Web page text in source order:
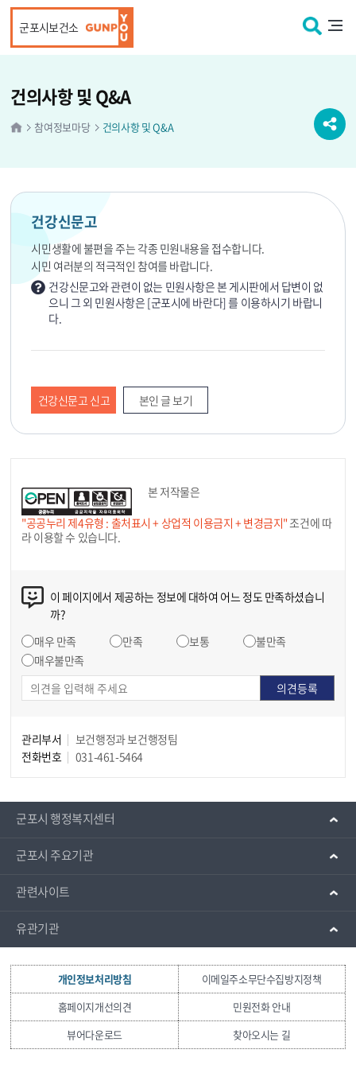
군포시보건소
참여정보마당 건의사항 및 Q&A
건의사항 및 Q&A
건강신문고
시민생활에 불편을 주는 각종 민원내용을 접수합니다.
시민 여러분의 적극적인 참여를 바랍니다.
건강신문고와 관련이 없는 민원사항은 본 게시판에서 답변이 없
으니 그 외 민원사항은 [군포시에 바란다] 를 이용하시기 바랍니
다.
건강신문고 신고 본인 글 보기
본 저작물은
"공공누리 제4유형 : 출처표시 + 상업적 이용금지 + 변경금지"조건에 따
라 이용할 수 있습니다.
이 페이지에서 제공하는 정보에 대하여 어느 정도 만족하셨습니
까?
매우 만족
만족 보통
불만족
매우불만족
관리부서
보건행정과 보건행정팀
전화번호
031-461-5464
군포시 행정복지센터
군포시 주요기관
관련사이트
유관기관
개인정보처리방침
이메일주소무단수집방지정책
홈페이지개선의견
민원전화 안내
뷰어다운로드
찾아오시는 길